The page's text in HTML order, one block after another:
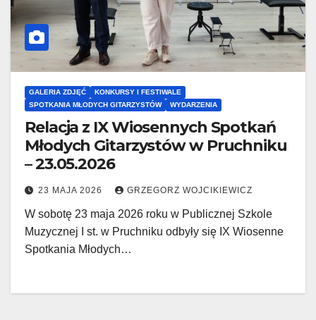
GALERIA ZDJĘĆ
KONKURSY I FESTIWALE
SPOTKANIA MŁODYCH GITARZYSTÓW
WYDARZENIA
Relacja z IX Wiosennych Spotkań
Młodych Gitarzystów w Pruchniku
– 23.05.2026
23 MAJA 2026 GRZEGORZ WOJCIKIEWICZ
W sobotę 23 maja 2026 roku w Publicznej Szkole
Muzycznej I st. w Pruchniku odbyły się IX Wiosenne
Spotkania Młodych…